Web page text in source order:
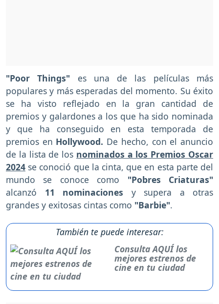
"Poor Things" es una de las películas más
populares y más esperadas del momento. Su éxito
se ha visto reflejado en la gran cantidad de
premios y galardones a los que ha sido nominada
y que ha conseguido en esta temporada de
premios en Hollywood. De hecho, con el anuncio
de la lista de los nominados a los Premios Oscar
2024 se conoció que la cinta, que en esta parte del
mundo se conoce como "Pobres Criaturas"
alcanzó 11 nominaciones y supera a otras
grandes y exitosas cintas como "Barbie".
También te puede interesar:
Consulta AQUÍ los
mejores estrenos de
cine en tu ciudad